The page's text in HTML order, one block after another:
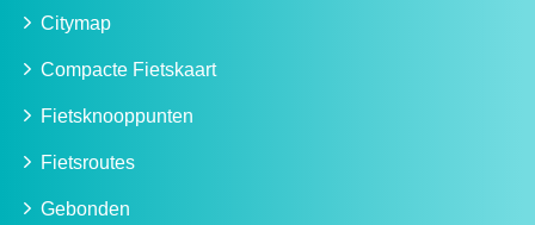
Citymap
Compacte Fietskaart
Fietsknooppunten
Fietsroutes
Gebonden